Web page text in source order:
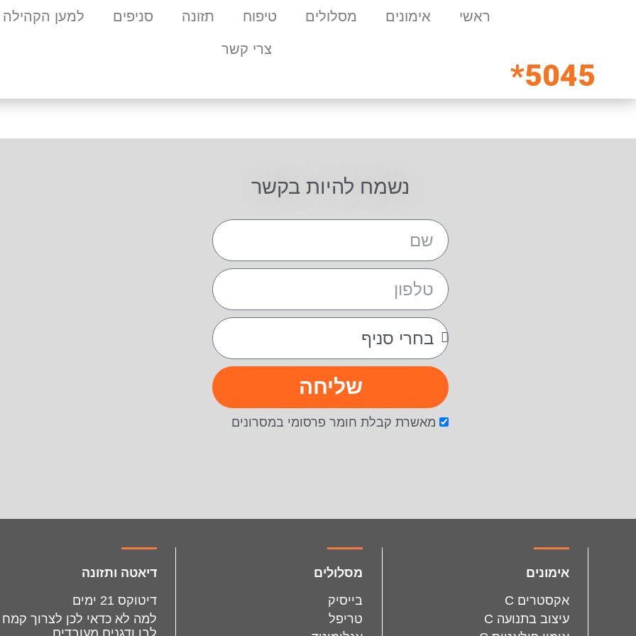
ראשי אימונים מסלולים טיפוח תזונה סניפים למען הקהילה
צרי קשר
5045*
נשמח להיות בקשר
מאשרת קבלת חומר פרסומי במסרונים
שליחה
אימונים
אקסטרים C
עיצוב בתנועה C
מסלולים
בייסיק
טריפל
דיאטה ותזונה
דיטוקס 21 ימים
למה לא כדאי לכן לצרוך קמח
facebook